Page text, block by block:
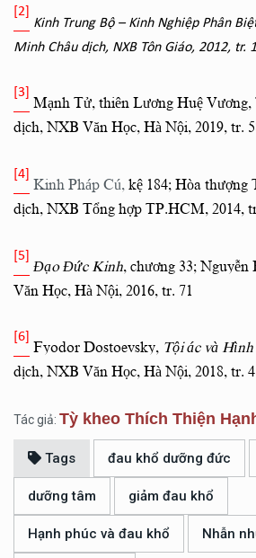
[2]
Kinh Trung Bộ – Kinh Nghiệp Phân
Minh Châu dịch, NXB Tôn Giáo, 2012, tr.
[3]
Mạnh Tử, thiên Lương Huệ
dịch, NXB Văn Học, Hà Nội, 2019, tr.
[4]
Kinh Pháp Cú, kệ 184; Hòa
dịch, NXB Tổng hợp TP.HCM, 2014,
[5]
Đạo Đức Kinh, chương 33; Nguyễn
Văn Học, Hà Nội, 2016, tr. 71
[6]
Fyodor Dostoevsky, Tội ác và
dịch, NXB Văn Học, Hà Nội, 2018, tr.
Tác giả: Tỳ kheo Thích Thiện
Tags đau khổ dưỡng đức
dưỡng tâm giảm đau khổ
Hạnh phúc và đau khổ Nhẫn